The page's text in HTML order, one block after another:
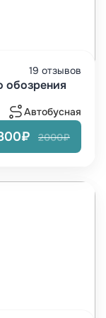
19 отзывов
обозрения
Автобусная
2000₽